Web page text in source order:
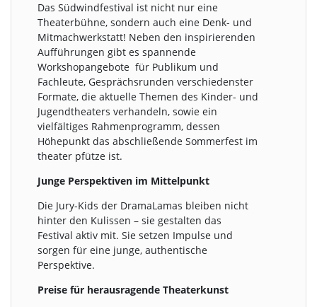
Das Südwindfestival ist nicht nur eine
Theaterbühne, sondern auch eine Denk- und
Mitmachwerkstatt! Neben den inspirierenden
Aufführungen gibt es spannende
Workshopangebote für Publikum und
Fachleute, Gesprächsrunden verschiedenster
Formate, die aktuelle Themen des Kinder- und
Jugendtheaters verhandeln, sowie ein
vielfältiges Rahmenprogramm, dessen
Höhepunkt das abschließende Sommerfest im
theater pfütze ist.
Junge Perspektiven im Mittelpunkt
Die Jury-Kids der DramaLamas bleiben nicht
hinter den Kulissen – sie gestalten das
Festival aktiv mit. Sie setzen Impulse und
sorgen für eine junge, authentische
Perspektive.
Preise für herausragende Theaterkunst